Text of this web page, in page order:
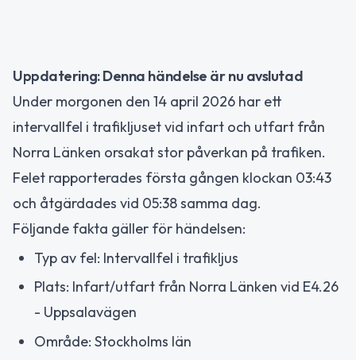
Uppdatering: Denna händelse är nu avslutad
Under morgonen den 14 april 2026 har ett
intervallfel i trafikljuset vid infart och utfart från
Norra Länken orsakat stor påverkan på trafiken.
Felet rapporterades första gången klockan 03:43
och åtgärdades vid 05:38 samma dag.
Följande fakta gäller för händelsen:
Typ av fel: Intervallfel i trafikljus
Plats: Infart/utfart från Norra Länken vid E4.26
- Uppsalavägen
Område: Stockholms län